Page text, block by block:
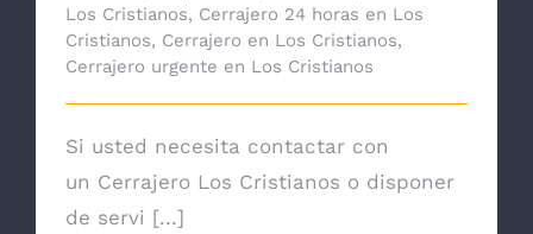
Los Cristianos, Cerrajero 24 horas en Los
Cristianos, Cerrajero en Los Cristianos,
Cerrajero urgente en Los Cristianos
Si usted necesita contactar con
un Cerrajero Los Cristianos o disponer
de servi [...]